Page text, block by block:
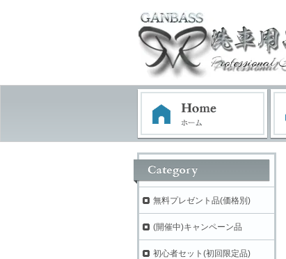
無料プレゼント品(価格別)
(開催中)キャンペーン品
初心者セット(初回限定品)